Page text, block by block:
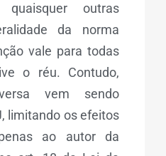
outras
da norma
vale para todas
o réu. Contudo,
vem sendo
limitando os efeitos
ao autor da